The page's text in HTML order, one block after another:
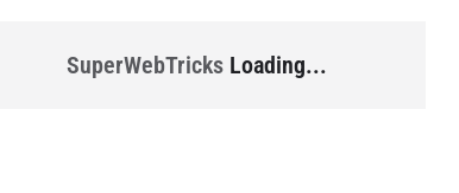
SuperWebTricksLoading...